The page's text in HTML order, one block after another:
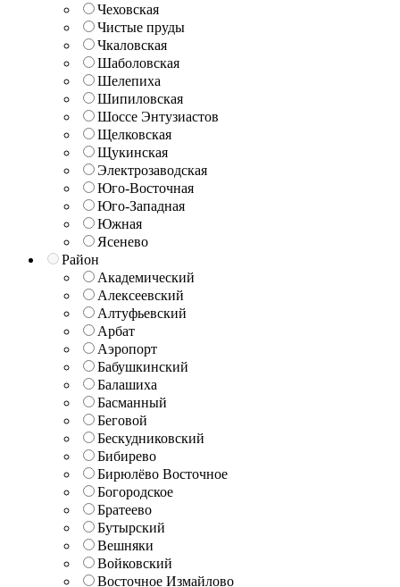
Чеховская
Чистые пруды
Чкаловская
Шаболовская
Шелепиха
Шипиловская
Шоссе Энтузиастов
Щелковская
Щукинская
Электрозаводская
Юго-Восточная
Юго-Западная
Южная
Ясенево
Район
Академический
Алексеевский
Алтуфьевский
Арбат
Аэропорт
Бабушкинский
Балашиха
Басманный
Беговой
Бескудниковский
Бибирево
Бирюлёво Восточное
Богородское
Братеево
Бутырский
Вешняки
Войковский
Восточное Измайлово